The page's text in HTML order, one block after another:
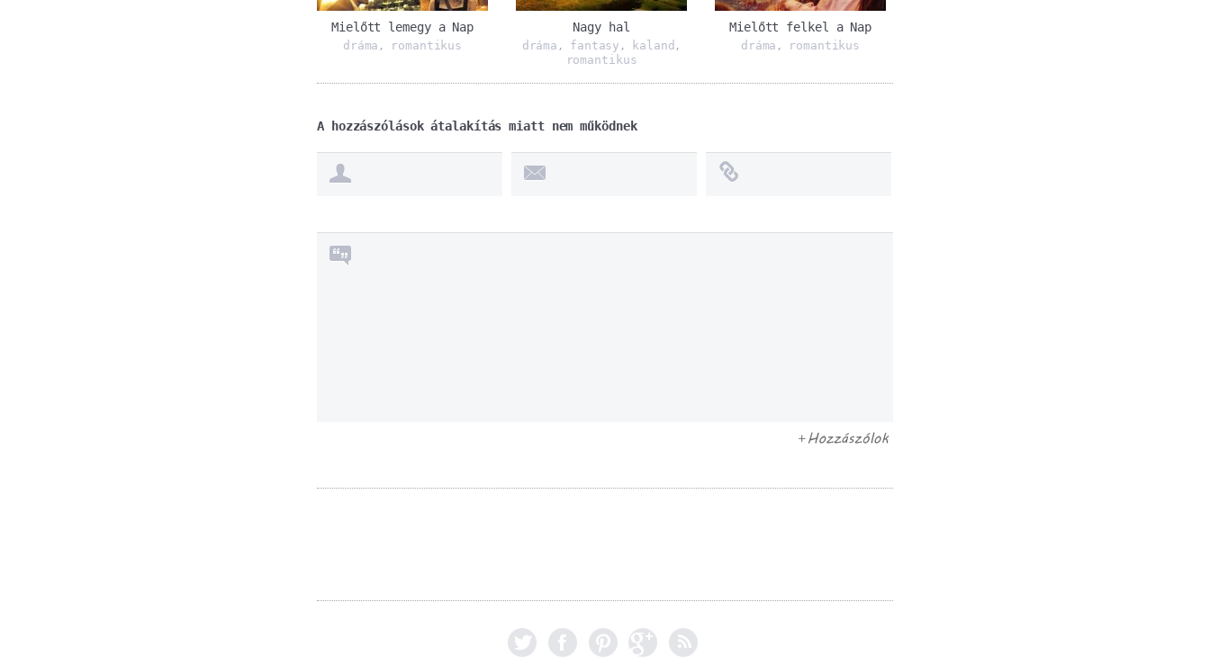
Mielőtt lemegy a Nap
dráma , romantikus
Nagy hal
dráma , fantasy , kaland ,
romantikus
Mielőtt felkel a Nap
dráma , romantikus
A hozzászólások átalakítás miatt nem működnek